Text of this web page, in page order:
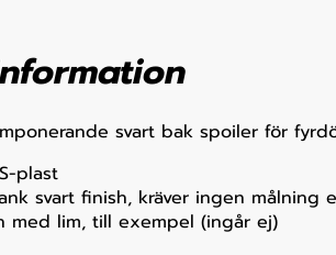
svart bak spoiler för
plast
svart finish, kräver ingen målning
med lim, till exempel (ingår ej)